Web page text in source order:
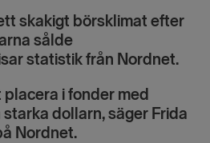
skakigt börsklimat efter
sålde
statistik från Nordnet.
i fonder med
dollarn, säger Frida
Nordnet.